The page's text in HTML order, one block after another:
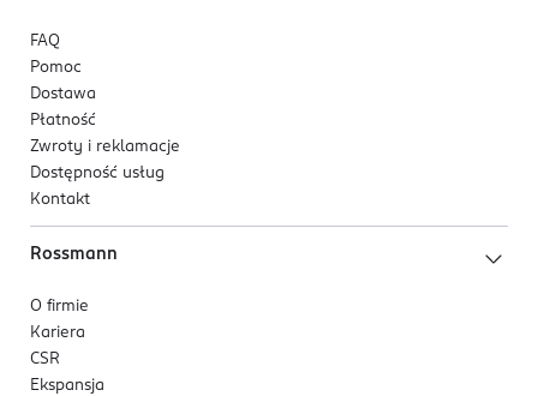
FAQ
Pomoc
Dostawa
Płatność
Zwroty i reklamacje
Dostępność usług
Kontakt
Rossmann
O firmie
Kariera
CSR
Ekspansja